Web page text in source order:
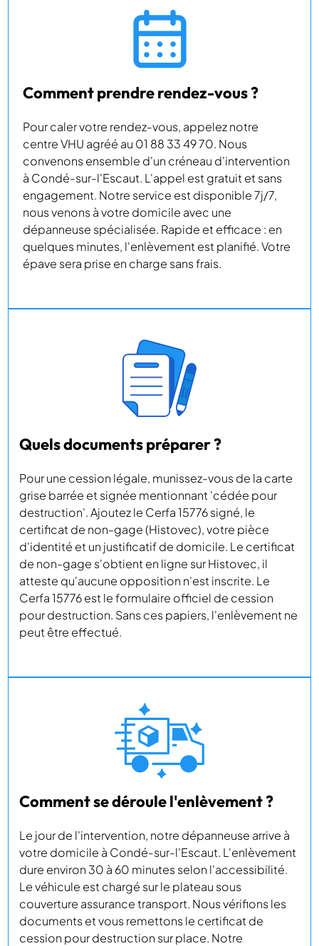
Comment prendre rendez-vous ?
Pour caler votre rendez-vous, appelez notre
centre VHU agréé au 01 88 33 49 70. Nous
convenons ensemble d'un créneau d'intervention
à Condé-sur-l'Escaut. L'appel est gratuit et sans
engagement. Notre service est disponible 7j/7,
nous venons à votre domicile avec une
dépanneuse spécialisée. Rapide et efficace : en
quelques minutes, l'enlèvement est planifié. Votre
épave sera prise en charge sans frais.
Quels documents préparer ?
Pour une cession légale, munissez-vous de la carte
grise barrée et signée mentionnant 'cédée pour
destruction'. Ajoutez le Cerfa 15776 signé, le
certificat de non-gage (Histovec), votre pièce
d'identité et un justificatif de domicile. Le certificat
de non-gage s'obtient en ligne sur Histovec, il
atteste qu'aucune opposition n'est inscrite. Le
Cerfa 15776 est le formulaire officiel de cession
pour destruction. Sans ces papiers, l'enlèvement ne
peut être effectué.
Comment se déroule l'enlèvement ?
Le jour de l'intervention, notre dépanneuse arrive à
votre domicile à Condé-sur-l'Escaut. L'enlèvement
dure environ 30 à 60 minutes selon l'accessibilité.
Le véhicule est chargé sur le plateau sous
couverture assurance transport. Nous vérifions les
documents et vous remettons le certificat de
cession pour destruction sur place. Notre